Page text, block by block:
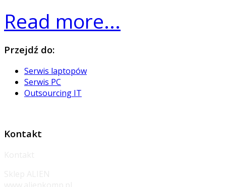
Read more...
Przejdź do:
Serwis laptopów
Serwis PC
Outsourcing IT
Kontakt